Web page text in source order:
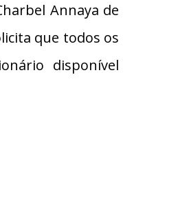
Annaya de
que todos os
disponível